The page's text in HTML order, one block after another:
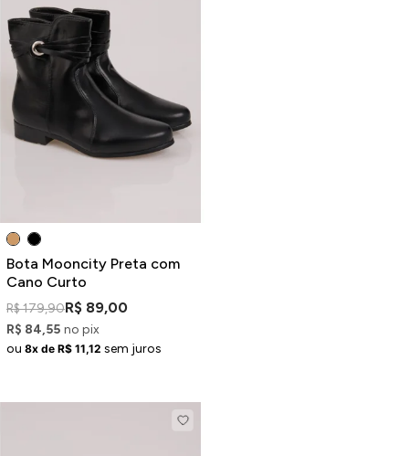
Bota Mooncity Preta com
Cano Curto
R$ 179,90R$ 89,00
R$ 84,55 no pix
ou 8x de R$ 11,12 sem juros